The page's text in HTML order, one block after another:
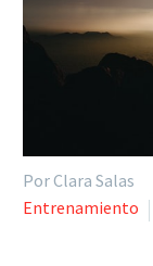
Por Clara Salas
Entrenamiento